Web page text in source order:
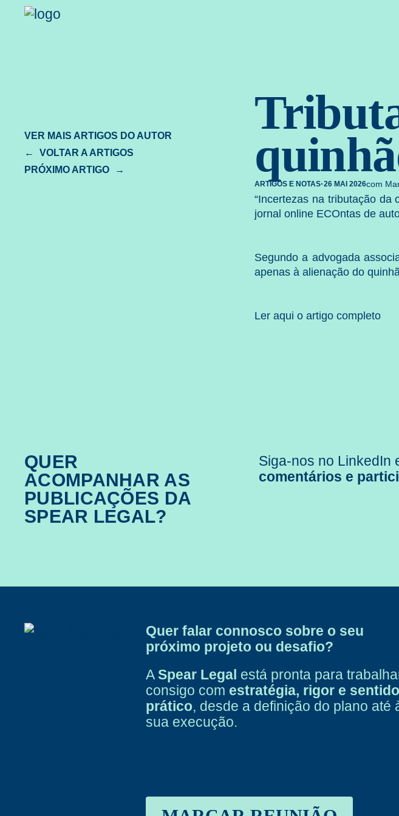
Spear
VER MAIS ARTIGOS DO AUTOR
VOLTAR A ARTIGOS
PRÓXIMO ARTIGO
ARTIGOS E NOTAS·26 MAI 2026com
“Incertezas na tributação da
jornal online ECOntas de
Segundo a advogada
apenas à alienação do
Ler aqui o artigo completo
QUER
ACOMPANHAR AS
PUBLICAÇÕES DA
SPEAR LEGAL?
Siga-nos no LinkedIn
comentários e
Quer falar connosco sobre o seu
próximo projeto ou desafio?
ASpear Legal está pronta para
consigo com estratégia, rigor e sentido
prático, desde a definição do plano até
sua execução.